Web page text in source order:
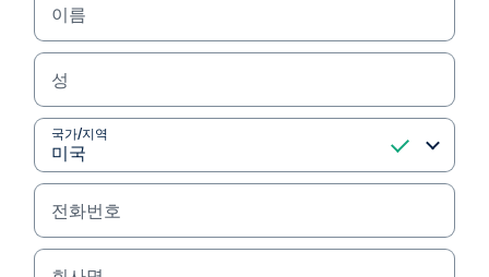
퀵 데모
유통 업계를 위한
Workday Adaptive
Planning
현재의 비즈니스 환경에서 유통 업계는 남다른 과제
이름
성
국가/지역
전화번호